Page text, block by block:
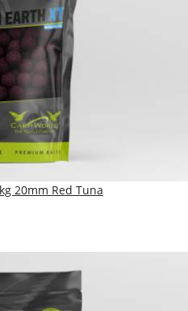
20mm Red Tuna